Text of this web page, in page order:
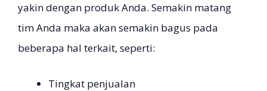
yakin dengan produk Anda. Semakin matang
tim Anda maka akan semakin bagus pada
beberapa hal terkait, seperti:
Tingkat penjualan